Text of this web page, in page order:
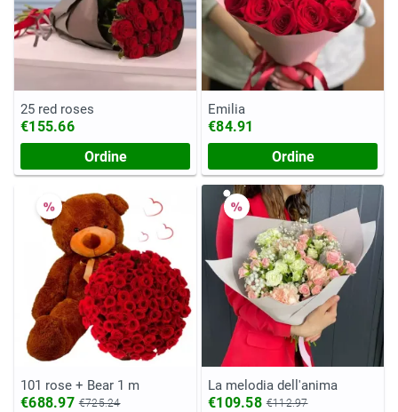
25 red roses
€155.66
Ordine
Emilia
€84.91
Ordine
101 rose + Bear 1 m
€688.97 €725.24
La melodia dell'anima
€109.58 €112.97